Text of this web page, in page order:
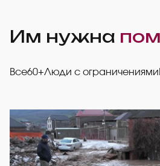
Им нужна
Все60+Люди с ограничениями